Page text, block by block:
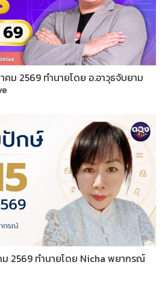
คม 2569 ทำนายโดย อ.อาวุธจับยาม
ม 2569 ทำนายโดย Nicha พยากรณ์